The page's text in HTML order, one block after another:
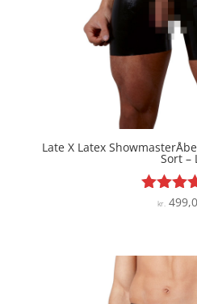
Late X Latex
Sort –
kr.